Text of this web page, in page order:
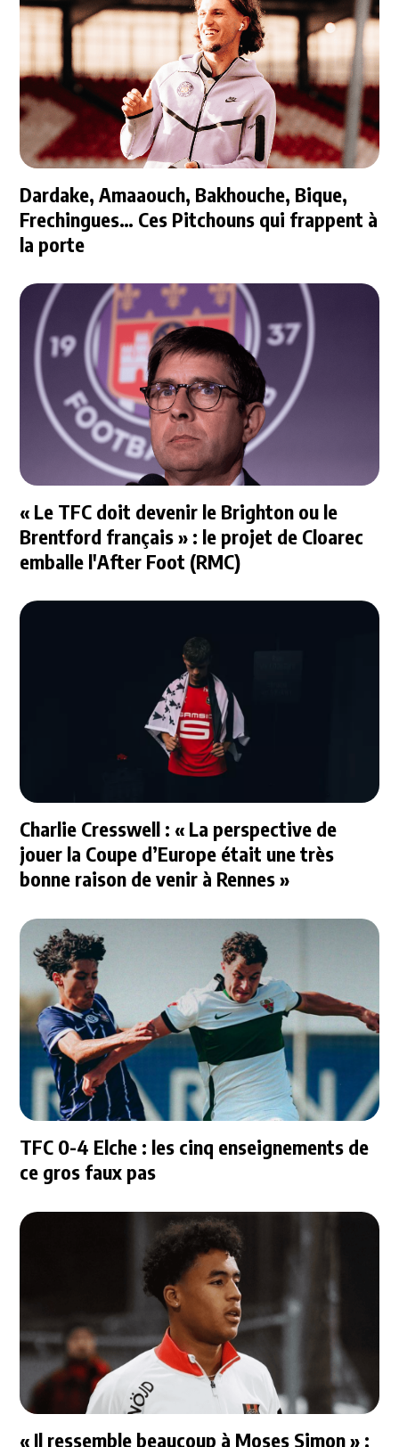
Dardake, Amaaouch, Bakhouche, Bique,
Frechingues… Ces Pitchouns qui frappent à
la porte
« Le TFC doit devenir le Brighton ou le
Brentford français » : le projet de Cloarec
emballe l'After Foot (RMC)
Charlie Cresswell : « La perspective de
jouer la Coupe d’Europe était une très
bonne raison de venir à Rennes »
TFC 0-4 Elche : les cinq enseignements de
ce gros faux pas
« Il ressemble beaucoup à Moses Simon » :